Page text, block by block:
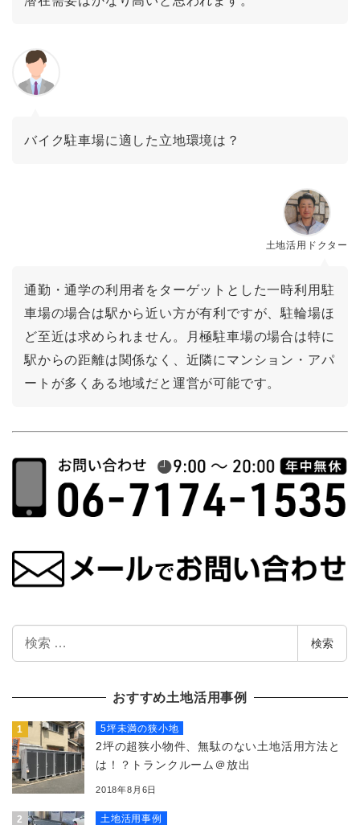
バイク駐車場に適した立地環境は？
土地活用ドクター
通勤・通学の利用者をターゲットとした一時利用駐
車場の場合は駅から近い方が有利ですが、駐輪場ほ
ど至近は求められません。月極駐車場の場合は特に
駅からの距離は関係なく、近隣にマンション・アパ
ートが多くある地域だと運営が可能です。
索
検索
おすすめ土地活用事例
5坪未満の狭小地
2坪の超狭小物件、無駄のない土地活用方法と
は！？トランクルーム＠放出
2018年8月6日
土地活用事例